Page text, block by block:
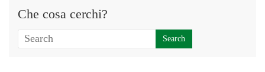
Che cosa cerchi?